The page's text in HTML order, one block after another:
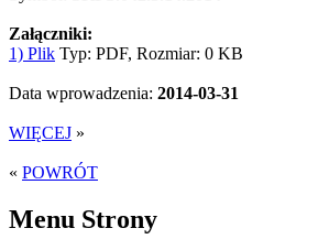
Załączniki:
1) Plik Typ: PDF, Rozmiar: 0 KB
Data wprowadzenia: 2014-03-31
WIĘCEJ »
« POWRÓT
Menu Strony